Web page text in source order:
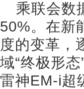
乘联会数
50%。在新
度的变革，
域“终极形
雷神EM-i超